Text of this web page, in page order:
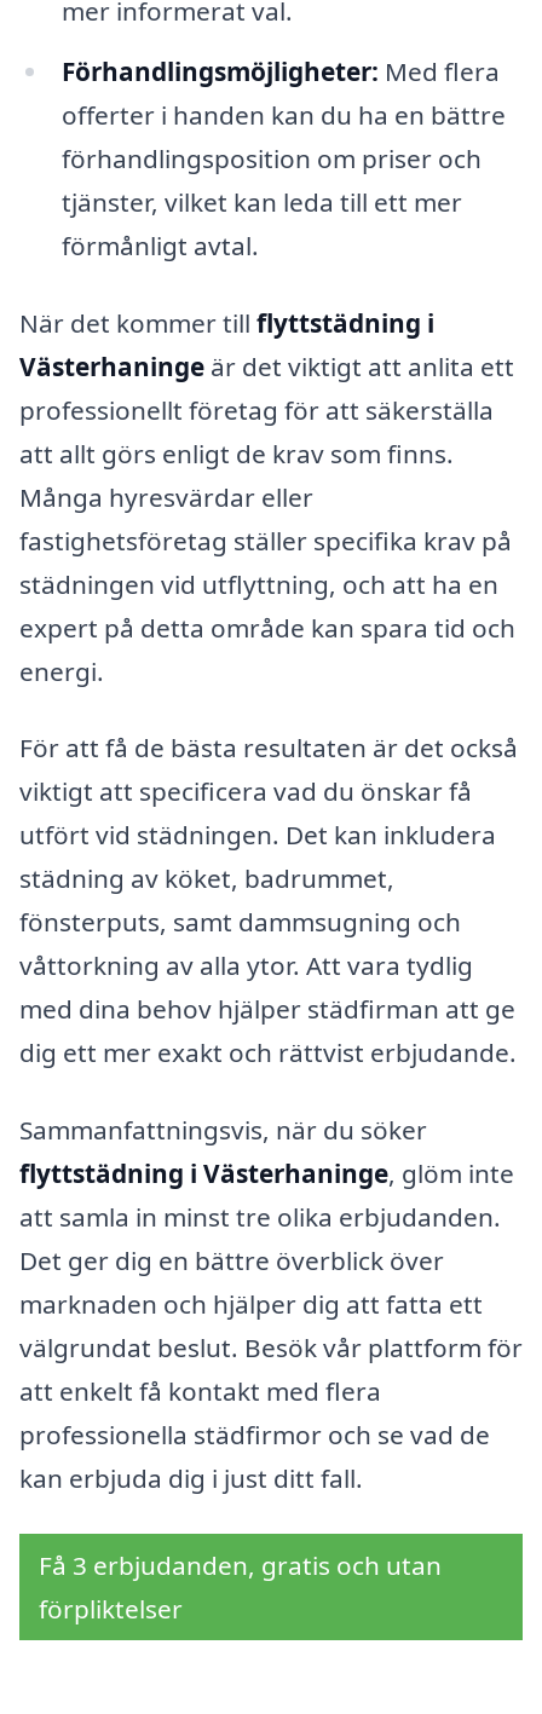
mer informerat val.
Förhandlingsmöjligheter: Med flera
offerter i handen kan du ha en bättre
förhandlingsposition om priser och
tjänster, vilket kan leda till ett mer
förmånligt avtal.
När det kommer till flyttstädning i
Västerhaninge är det viktigt att anlita ett
professionellt företag för att säkerställa
att allt görs enligt de krav som finns.
Många hyresvärdar eller
fastighetsföretag ställer specifika krav på
städningen vid utflyttning, och att ha en
expert på detta område kan spara tid och
energi.
För att få de bästa resultaten är det också
viktigt att specificera vad du önskar få
utfört vid städningen. Det kan inkludera
städning av köket, badrummet,
fönsterputs, samt dammsugning och
våttorkning av alla ytor. Att vara tydlig
med dina behov hjälper städfirman att ge
dig ett mer exakt och rättvist erbjudande.
Sammanfattningsvis, när du söker
flyttstädning i Västerhaninge, glöm inte
att samla in minst tre olika erbjudanden.
Det ger dig en bättre överblick över
marknaden och hjälper dig att fatta ett
välgrundat beslut. Besök vår plattform för
att enkelt få kontakt med flera
professionella städfirmor och se vad de
kan erbjuda dig i just ditt fall.
Få 3 erbjudanden, gratis och utan
förpliktelser